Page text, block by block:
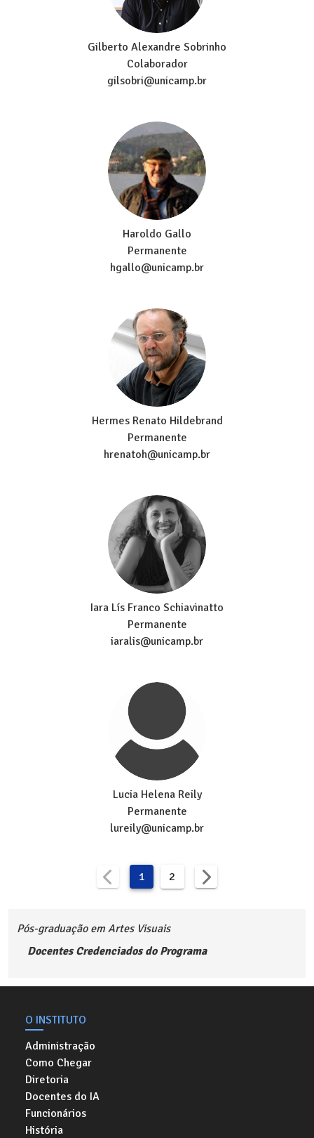
Gilberto Alexandre Sobrinho
Colaborador
gilsobri@unicamp.br
Haroldo Gallo
Permanente
hgallo@unicamp.br
Hermes Renato Hildebrand
Permanente
hrenatoh@unicamp.br
Iara Lís Franco Schiavinatto
Permanente
iaralis@unicamp.br
Lucia Helena Reily
Permanente
lureily@unicamp.br
1 2
Pós-graduação em Artes Visuais
Docentes Credenciados do Programa
O INSTITUTO
Administração
Como Chegar
Diretoria
Docentes do IA
Funcionários
História